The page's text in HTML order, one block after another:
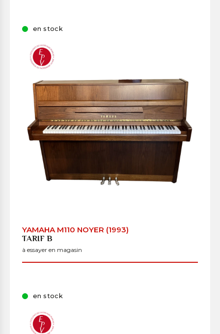
en stock
YAMAHA M110 NOYER (1993)
TARIF B
à essayer en magasin
en stock